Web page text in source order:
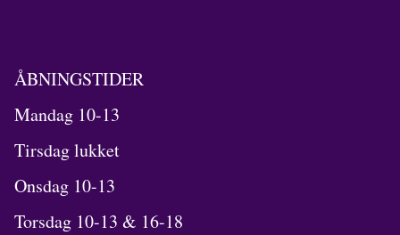
ÅBNINGSTIDER
Mandag 10-13
Tirsdag lukket
Onsdag 10-13
Torsdag 10-13 & 16-18